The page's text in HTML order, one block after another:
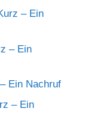
– Ein
– Ein
Ein Nachruf
– Ein